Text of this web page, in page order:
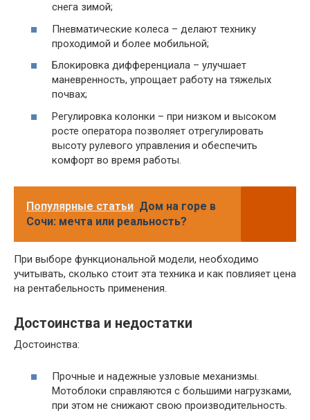
снега зимой;
Пневматические колеса – делают технику
проходимой и более мобильной;
Блокировка дифференциала – улучшает
маневренность, упрощает работу на тяжелых
почвах;
Регулировка колонки – при низком и высоком
росте оператора позволяет отрегулировать
высоту рулевого управления и обеспечить
комфорт во время работы.
Популярные статьи Дом на горе в
Сочи: мечта или реальность?
При выборе функциональной модели, необходимо
учитывать, сколько стоит эта техника и как повлияет цена
на рентабельность применения.
Достоинства и недостатки
Достоинства:
Прочные и надежные узловые механизмы.
Мотоблоки справляются с большими нагрузками,
при этом не снижают свою производительность.